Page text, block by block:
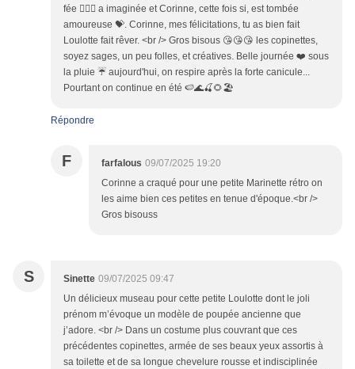
fée 🧚🏼‍♀️ a imaginée et Corinne, cette fois si, est tombée
amoureuse 💝. Corinne, mes félicitations, tu as bien fait
Loulotte fait rêver. <br /> Gros bisous 😘😘😘 les copinettes,
soyez sages, un peu folles, et créatives. Belle journée ❤️ sous
la pluie ☔️ aujourd'hui, on respire après la forte canicule...
Pourtant on continue en été 🍉🌊🍒🌻🏖
Répondre
F farfalous 09/07/2025 19:20
Corinne a craqué pour une petite Marinette rétro on
les aime bien ces petites en tenue d'époque.<br />
Gros bisouss
S Sinette 09/07/2025 09:47
Un délicieux museau pour cette petite Loulotte dont le joli
prénom m’évoque un modèle de poupée ancienne que
j’adore. <br /> Dans un costume plus couvrant que ces
précédentes copinettes, armée de ses beaux yeux assortis à
sa toilette et de sa longue chevelure rousse et indisciplinée